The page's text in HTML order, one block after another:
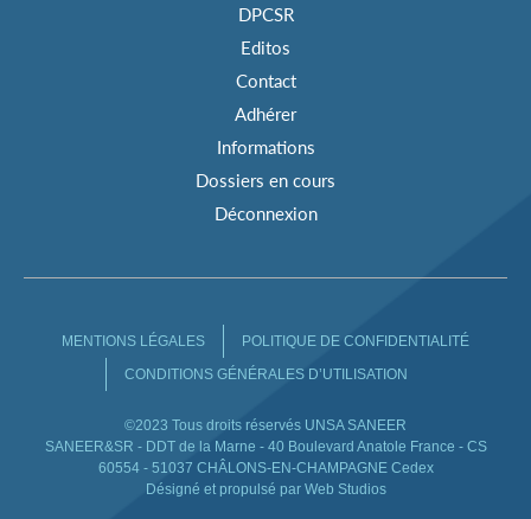
DPCSR
Editos
Contact
Adhérer
Informations
Dossiers en cours
Déconnexion
MENTIONS LÉGALES
POLITIQUE DE CONFIDENTIALITÉ
CONDITIONS GÉNÉRALES D’UTILISATION
©2023 Tous droits réservés UNSA SANEER
SANEER&SR - DDT de la Marne - 40 Boulevard Anatole France - CS
60554 - 51037 CHÂLONS-EN-CHAMPAGNE Cedex
Désigné et propulsé par Web Studios